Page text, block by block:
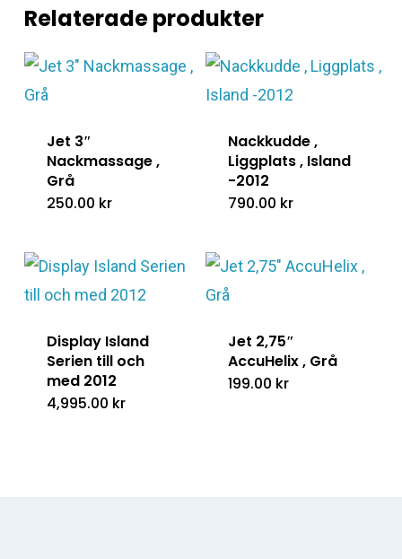
Relaterade produkter
Jet 3″
Nackmassage ,
Grå
250.00 kr
Nackkudde ,
Liggplats , Island
-2012
790.00 kr
Display Island
Serien till och
med 2012
4,995.00 kr
Jet 2,75″
AccuHelix , Grå
199.00 kr